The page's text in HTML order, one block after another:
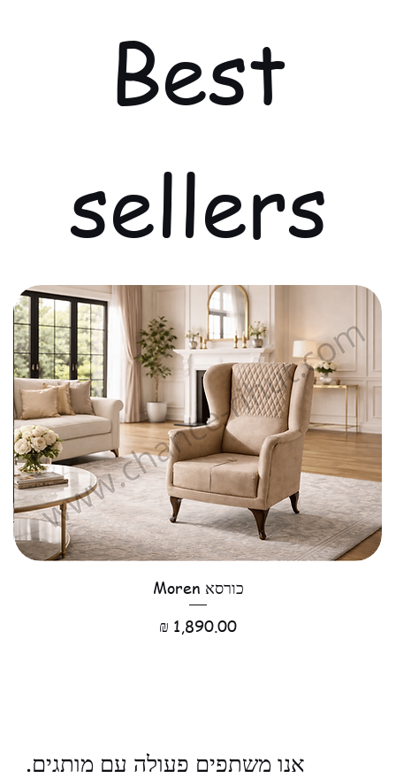
Best
sellers
כורסא Moren
מחיר
.אנו משתפים פעולה עם מותגים